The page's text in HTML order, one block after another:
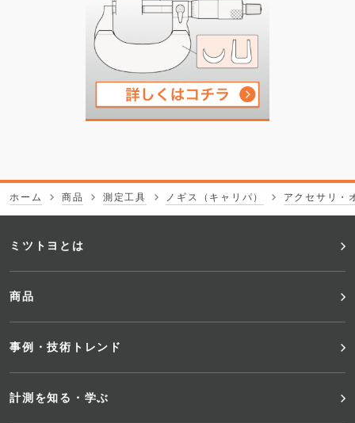
ホーム 商品 測定工具 ノギス（キャリパ） アクセサリ・
フ
ッ
タ
ー
メ
ミツトヨとは
商品
事例・技術トレンド
計測を知る・学ぶ